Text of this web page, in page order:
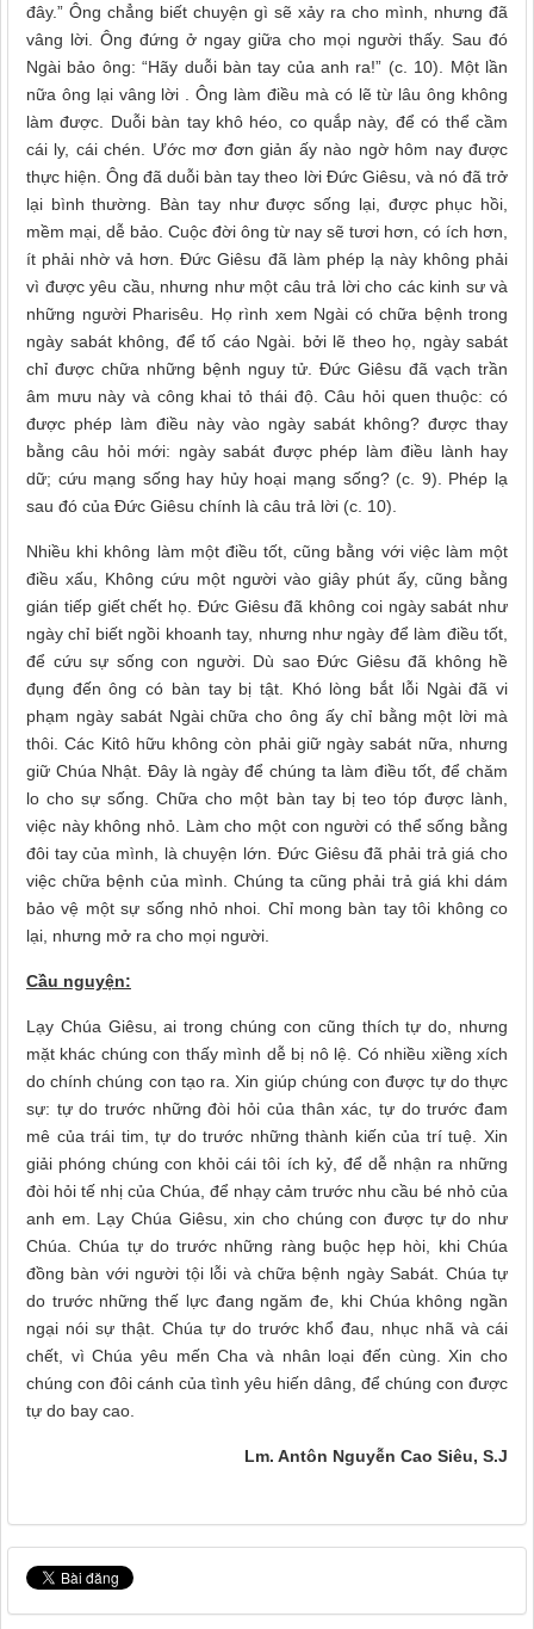
đây.” Ông chẳng biết chuyện gì sẽ xảy ra cho mình, nhưng đã
vâng lời. Ông đứng ở ngay giữa cho mọi người thấy. Sau đó
Ngài bảo ông: “Hãy duỗi bàn tay của anh ra!” (c. 10). Một lần
nữa ông lại vâng lời . Ông làm điều mà có lẽ từ lâu ông không
làm được. Duỗi bàn tay khô héo, co quắp này, để có thể cầm
cái ly, cái chén. Ước mơ đơn giản ấy nào ngờ hôm nay được
thực hiện. Ông đã duỗi bàn tay theo lời Đức Giêsu, và nó đã trở
lại bình thường. Bàn tay như được sống lại, được phục hồi,
mềm mại, dễ bảo. Cuộc đời ông từ nay sẽ tươi hơn, có ích hơn,
ít phải nhờ vả hơn. Đức Giêsu đã làm phép lạ này không phải
vì được yêu cầu, nhưng như một câu trả lời cho các kinh sư và
những người Pharisêu. Họ rình xem Ngài có chữa bệnh trong
ngày sabát không, để tố cáo Ngài. bởi lẽ theo họ, ngày sabát
chỉ được chữa những bệnh nguy tử. Đức Giêsu đã vạch trần
âm mưu này và công khai tỏ thái độ. Câu hỏi quen thuộc: có
được phép làm điều này vào ngày sabát không? được thay
bằng câu hỏi mới: ngày sabát được phép làm điều lành hay
dữ; cứu mạng sống hay hủy hoại mạng sống? (c. 9). Phép lạ
sau đó của Đức Giêsu chính là câu trả lời (c. 10).
Nhiều khi không làm một điều tốt, cũng bằng với việc làm một
điều xấu, Không cứu một người vào giây phút ấy, cũng bằng
gián tiếp giết chết họ. Đức Giêsu đã không coi ngày sabát như
ngày chỉ biết ngồi khoanh tay, nhưng như ngày để làm điều tốt,
để cứu sự sống con người. Dù sao Đức Giêsu đã không hề
đụng đến ông có bàn tay bị tật. Khó lòng bắt lỗi Ngài đã vi
phạm ngày sabát Ngài chữa cho ông ấy chỉ bằng một lời mà
thôi. Các Kitô hữu không còn phải giữ ngày sabát nữa, nhưng
giữ Chúa Nhật. Đây là ngày để chúng ta làm điều tốt, để chăm
lo cho sự sống. Chữa cho một bàn tay bị teo tóp được lành,
việc này không nhỏ. Làm cho một con người có thể sống bằng
đôi tay của mình, là chuyện lớn. Đức Giêsu đã phải trả giá cho
việc chữa bệnh của mình. Chúng ta cũng phải trả giá khi dám
bảo vệ một sự sống nhỏ nhoi. Chỉ mong bàn tay tôi không co
lại, nhưng mở ra cho mọi người.
Cầu nguyện:
Lạy Chúa Giêsu, ai trong chúng con cũng thích tự do, nhưng
mặt khác chúng con thấy mình dễ bị nô lệ. Có nhiều xiềng xích
do chính chúng con tạo ra. Xin giúp chúng con được tự do thực
sự: tự do trước những đòi hỏi của thân xác, tự do trước đam
mê của trái tim, tự do trước những thành kiến của trí tuệ. Xin
giải phóng chúng con khỏi cái tôi ích kỷ, để dễ nhận ra những
đòi hỏi tế nhị của Chúa, để nhạy cảm trước nhu cầu bé nhỏ của
anh em. Lạy Chúa Giêsu, xin cho chúng con được tự do như
Chúa. Chúa tự do trước những ràng buộc hẹp hòi, khi Chúa
đồng bàn với người tội lỗi và chữa bệnh ngày Sabát. Chúa tự
do trước những thế lực đang ngăm đe, khi Chúa không ngần
ngại nói sự thật. Chúa tự do trước khổ đau, nhục nhã và cái
chết, vì Chúa yêu mến Cha và nhân loại đến cùng. Xin cho
chúng con đôi cánh của tình yêu hiến dâng, để chúng con được
tự do bay cao.
Lm. Antôn Nguyễn Cao Siêu, S.J